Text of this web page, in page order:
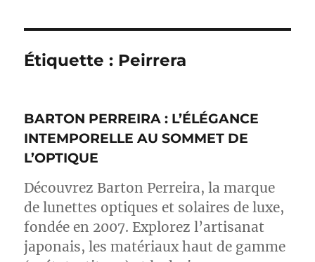
Étiquette : Peirrera
BARTON PERREIRA : L’ÉLÉGANCE
INTEMPORELLE AU SOMMET DE
L’OPTIQUE
Découvrez Barton Perreira, la marque
de lunettes optiques et solaires de luxe,
fondée en 2007. Explorez l’artisanat
japonais, les matériaux haut de gamme